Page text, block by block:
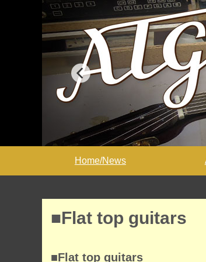
Home/News
■Flat top guitars
■Flat top guitars